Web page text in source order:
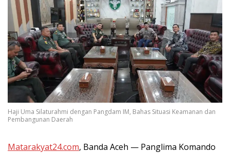
Haji Uma Silaturahmi dengan Pangdam IM, Bahas Situasi Keamanan dan
Pembangunan Daerah
Matarakyat24.com, Banda Aceh — Panglima Komando